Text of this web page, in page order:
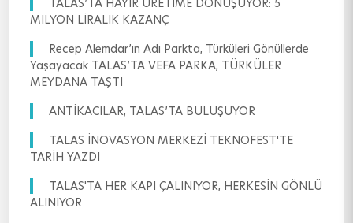
TALAS’TA HAYIR ÜRETİME DÖNÜŞÜYOR: 5
MİLYON LİRALIK KAZANÇ
Recep Alemdar’ın Adı Parkta, Türküleri Gönüllerde
Yaşayacak TALAS’TA VEFA PARKA, TÜRKÜLER
MEYDANA TAŞTI
ANTİKACILAR, TALAS’TA BULUŞUYOR
TALAS İNOVASYON MERKEZİ TEKNOFEST'TE
TARİH YAZDI
TALAS'TA HER KAPI ÇALINIYOR, HERKESİN GÖNLÜ
ALINIYOR